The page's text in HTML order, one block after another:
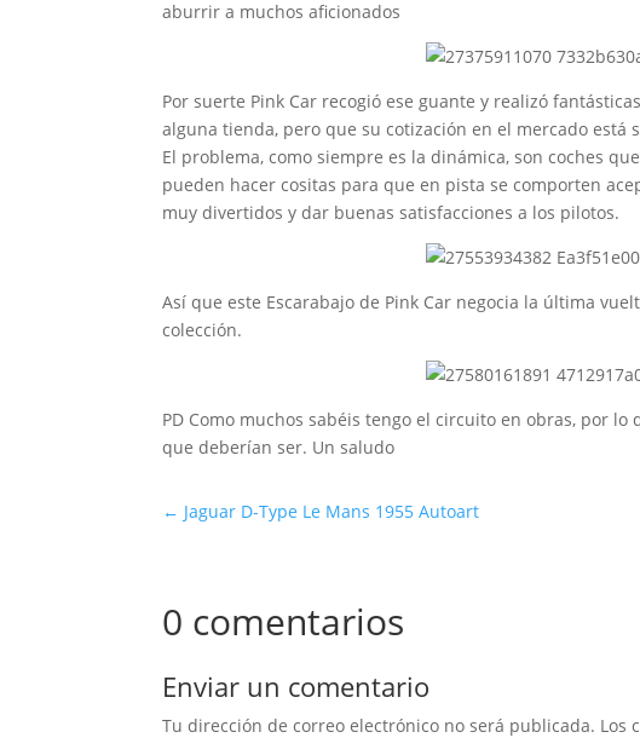
aburrir a muchos aficionados
Por suerte Pink Car recogió ese guante y realizó
alguna tienda, pero que su cotización en el mercado está
El problema, como siempre es la dinámica, son coches
pueden hacer cositas para que en pista se comporten
muy divertidos y dar buenas satisfacciones a los pilotos.
Así que este Escarabajo de Pink Car negocia la última
colección.
PD Como muchos sabéis tengo el circuito en obras, por
que deberían ser. Un saludo
← Jaguar D-Type Le Mans 1955 Autoart
0 comentarios
Enviar un comentario
Tu dirección de correo electrónico no será publicada. Los